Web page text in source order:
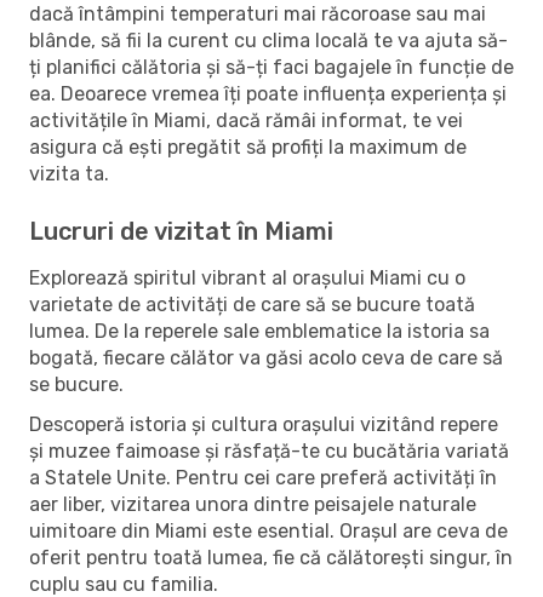
dacă întâmpini temperaturi mai răcoroase sau mai
blânde, să fii la curent cu clima locală te va ajuta să-
ți planifici călătoria și să-ți faci bagajele în funcție de
ea. Deoarece vremea îți poate influența experiența și
activitățile în Miami, dacă rămâi informat, te vei
asigura că ești pregătit să profiți la maximum de
vizita ta.
Lucruri de vizitat în Miami
Explorează spiritul vibrant al orașului Miami cu o
varietate de activități de care să se bucure toată
lumea. De la reperele sale emblematice la istoria sa
bogată, fiecare călător va găsi acolo ceva de care să
se bucure.
Descoperă istoria și cultura orașului vizitând repere
și muzee faimoase și răsfață-te cu bucătăria variată
a Statele Unite. Pentru cei care preferă activități în
aer liber, vizitarea unora dintre peisajele naturale
uimitoare din Miami este esential. Orașul are ceva de
oferit pentru toată lumea, fie că călătorești singur, în
cuplu sau cu familia.